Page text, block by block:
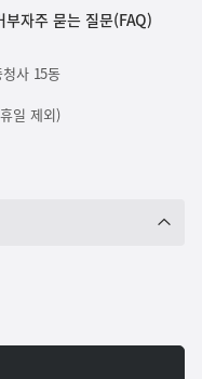
부자주 묻는 질문(FAQ)
사 15동
일 제외)